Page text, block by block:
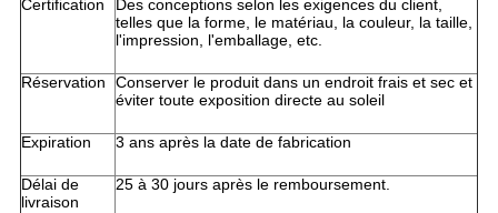
Certification
Des conceptions selon les exigences du client,
telles que la forme, le matériau, la couleur, la taille,
l'impression, l'emballage, etc.
Réservation
Conserver le produit dans un endroit frais et sec et
éviter toute exposition directe au soleil
Expiration 3 ans après la date de fabrication
Délai de
livraison
25 à 30 jours après le remboursement.